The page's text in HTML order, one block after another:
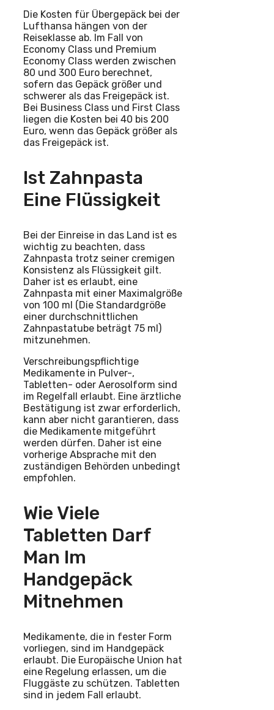
Die Kosten für Übergepäck bei der
Lufthansa hängen von der
Reiseklasse ab. Im Fall von
Economy Class und Premium
Economy Class werden zwischen
80 und 300 Euro berechnet,
sofern das Gepäck größer und
schwerer als das Freigepäck ist.
Bei Business Class und First Class
liegen die Kosten bei 40 bis 200
Euro, wenn das Gepäck größer als
das Freigepäck ist.
Ist Zahnpasta
Eine Flüssigkeit
Bei der Einreise in das Land ist es
wichtig zu beachten, dass
Zahnpasta trotz seiner cremigen
Konsistenz als Flüssigkeit gilt.
Daher ist es erlaubt, eine
Zahnpasta mit einer Maximalgröße
von 100 ml (Die Standardgröße
einer durchschnittlichen
Zahnpastatube beträgt 75 ml)
mitzunehmen.
Verschreibungspflichtige
Medikamente in Pulver-,
Tabletten- oder Aerosolform sind
im Regelfall erlaubt. Eine ärztliche
Bestätigung ist zwar erforderlich,
kann aber nicht garantieren, dass
die Medikamente mitgeführt
werden dürfen. Daher ist eine
vorherige Absprache mit den
zuständigen Behörden unbedingt
empfohlen.
Wie Viele
Tabletten Darf
Man Im
Handgepäck
Mitnehmen
Medikamente, die in fester Form
vorliegen, sind im Handgepäck
erlaubt. Die Europäische Union hat
eine Regelung erlassen, um die
Fluggäste zu schützen. Tabletten
sind in jedem Fall erlaubt.